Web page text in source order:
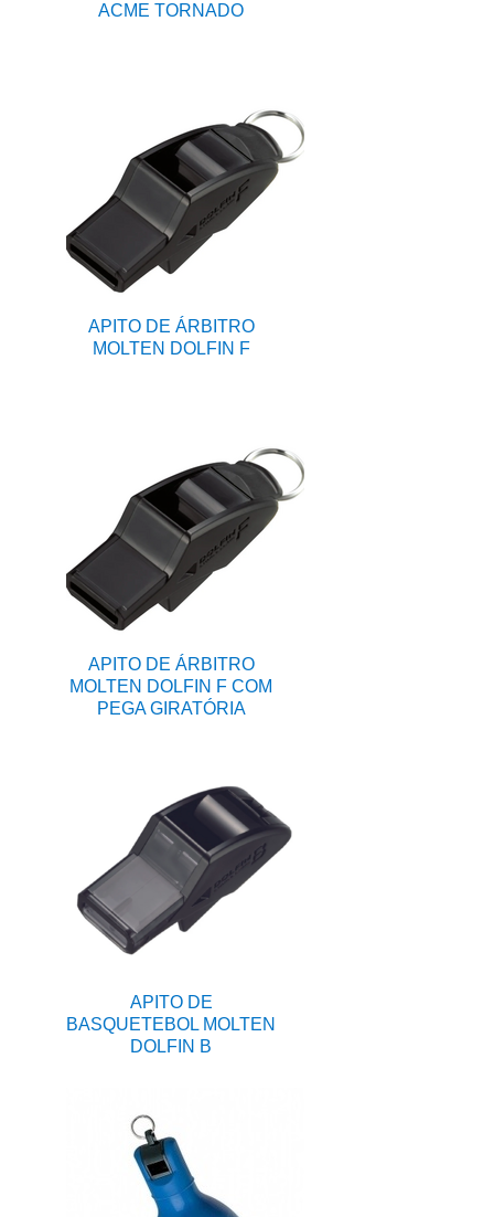
ACME TORNADO
APITO DE ÁRBITRO
MOLTEN DOLFIN F
APITO DE ÁRBITRO
MOLTEN DOLFIN F COM
PEGA GIRATÓRIA
APITO DE
BASQUETEBOL MOLTEN
DOLFIN B